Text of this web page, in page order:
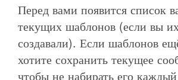
Перед вами появится список
текущих шаблонов (если вы
создавали). Если шаблонов
хотите сохранить текущее
чтобы не набирать его